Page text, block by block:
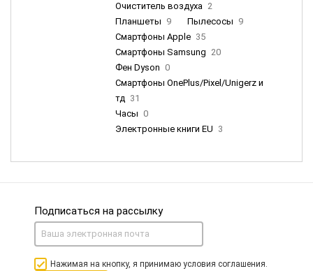
Очиститель воздуха 2
Планшеты 9 Пылесосы 9
Смартфоны Apple 35
Смартфоны Samsung 20
Фен Dyson 0
Смартфоны OnePlus/Pixel/Unigerz и
тд 31
Часы 0
Электронные книги EU 3
Подписаться на рассылку
Нажимая на кнопку, я принимаю условия соглашения.